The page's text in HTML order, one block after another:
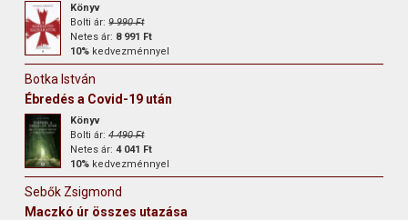
Könyv
Bolti ár:9 990 Ft
Netes ár: 8 991 Ft
10% kedvezménnyel
Botka István
Ébredés a Covid-19 után
Könyv
Bolti ár:4 490 Ft
Netes ár:4 041 Ft
10% kedvezménnyel
Sebők Zsigmond
Maczkó úr összes utazása